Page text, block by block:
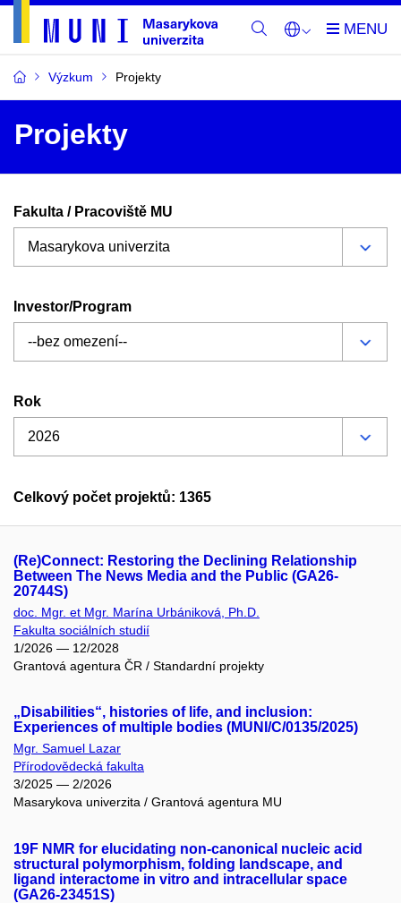
Výzkum Projekty
Projekty
Fakulta / Pracoviště MU
Investor/Program
Rok
Celkový počet projektů: 1365
(Re)Connect: Restoring the Declining Relationship
Between The News Media and the Public (GA26-
20744S)
doc. Mgr. et Mgr. Marína Urbániková, Ph.D.
Fakulta sociálních studií
1/2026 — 12/2028
Grantová agentura ČR / Standardní projekty
„Disabilities“, histories of life, and inclusion:
Experiences of multiple bodies (MUNI/C/0135/2025)
Mgr. Samuel Lazar
Přírodovědecká fakulta
3/2025 — 2/2026
Masarykova univerzita / Grantová agentura MU
19F NMR for elucidating non-canonical nucleic acid
structural polymorphism, folding landscape, and
ligand interactome in vitro and intracellular space
(GA26-23451S)